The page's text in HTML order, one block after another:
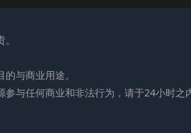
与商业用途。
与任何商业和非法行为，请于24小时之